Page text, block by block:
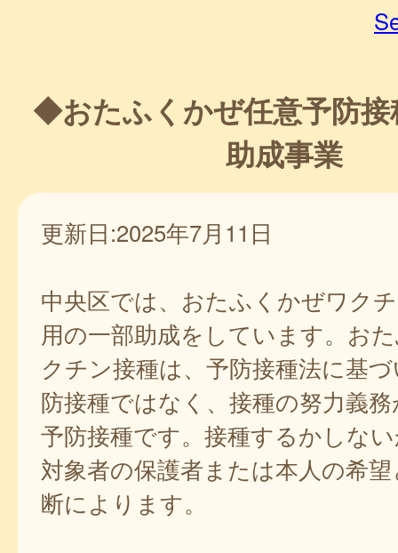
◆おたふくかぜ任意予防接
助成事業
更新日:2025年7月11日
中央区では、おたふくかぜワク
用の一部助成をしています。お
クチン接種は、予防接種法に基
防接種ではなく、接種の努力義
予防接種です。接種するかしな
対象者の保護者または本人の希
断によります。